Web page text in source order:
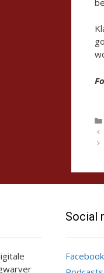
Social
Facebook